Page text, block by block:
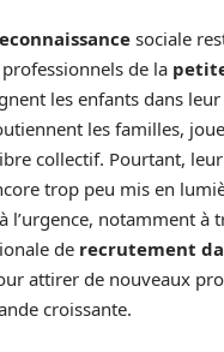
sociale
de la
les enfants dans leur
les familles,
collectif. Pourtant, leur
trop peu mis en
l’urgence, notamment à
de recrutement
attirer de nouveaux
croissante.